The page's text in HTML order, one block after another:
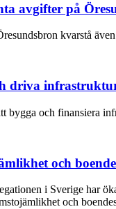
avgifter på
kvarstå
driva
bygga och finansiera
och
i Sverige har
och